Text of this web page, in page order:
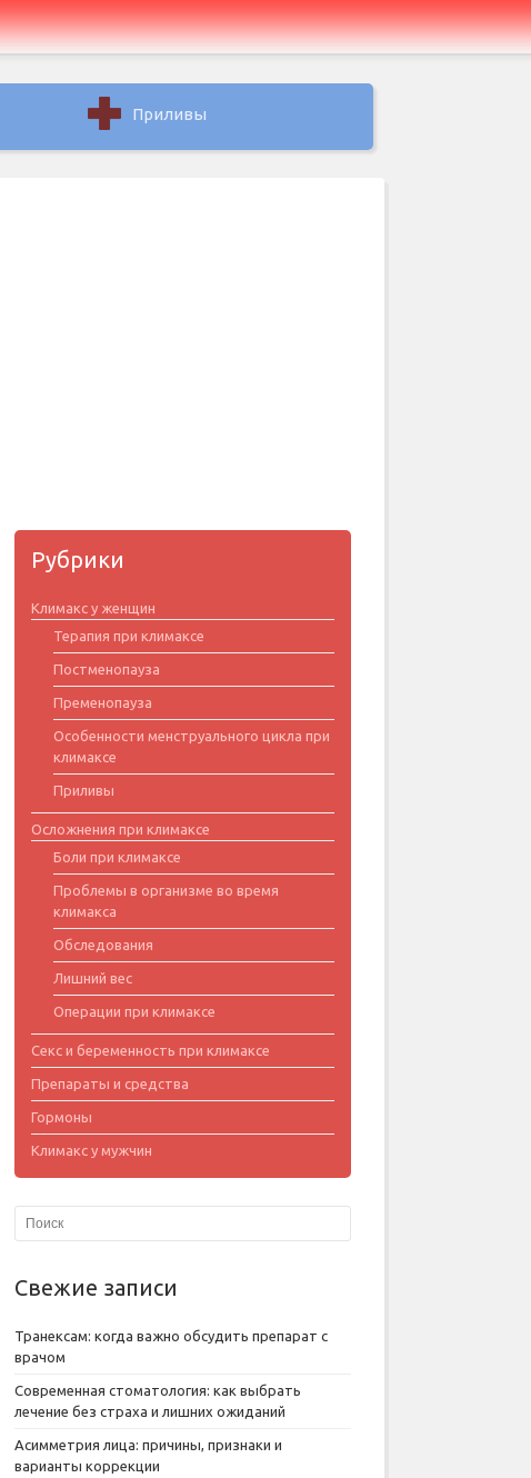
Приливы
Рубрики
Климакс у женщин
Терапия при климаксе
Постменопауза
Пременопауза
Особенности менструального цикла при
климаксе
Приливы
Осложнения при климаксе
Боли при климаксе
Проблемы в организме во время
климакса
Обследования
Лишний вес
Операции при климаксе
Секс и беременность при климаксе
Препараты и средства
Гормоны
Климакс у мужчин
Свежие записи
Транексам: когда важно обсудить препарат с
врачом
Современная стоматология: как выбрать
лечение без страха и лишних ожиданий
Асимметрия лица: причины, признаки и
варианты коррекции